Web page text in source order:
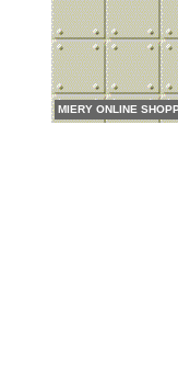
MIERY ONLINE